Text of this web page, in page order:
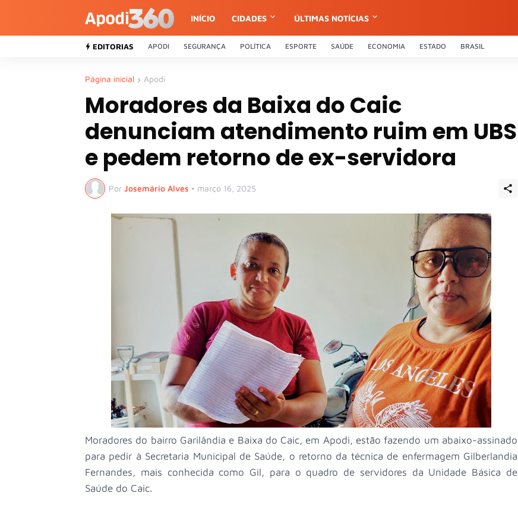
INÍCIO CIDADES ÚLTIMAS NOTÍCIAS
EDITORIAS APODI SEGURANÇA POLÍTICA ESPORTE SAÚDE ECONOMIA ESTADO BRASIL
Página inicial Apodi
Moradores da Baixa do Caic
denunciam atendimento ruim em UBS
e pedem retorno de ex-servidora
Por Josemário Alves • março 16, 2025
Moradores do bairro Garilândia e Baixa do Caic, em Apodi, estão fazendo um abaixo-assinado
para pedir à Secretaria Municipal de Saúde, o retorno da técnica de enfermagem Gilberlandia
Fernandes, mais conhecida como Gil, para o quadro de servidores da Unidade Básica de
Saúde do Caic.